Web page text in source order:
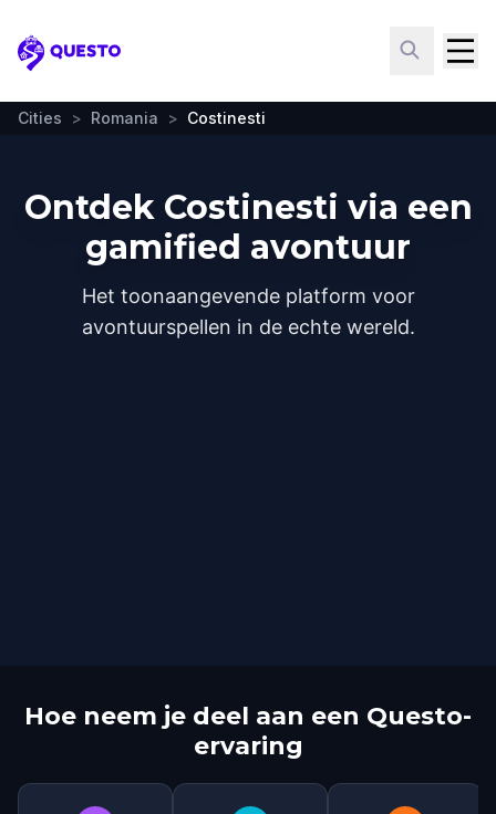
Questo
Cities > Romania > Costinesti
Ontdek Costinesti via een
gamified avontuur
Het toonaangevende platform voor
avontuurspellen in de echte wereld.
Hoe neem je deel aan een Questo-
ervaring